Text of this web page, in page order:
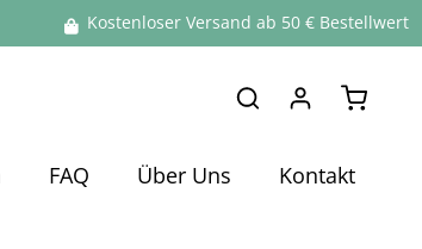
Kostenloser Versand ab 50 € Bestellwert
FAQ Über Uns Kontakt